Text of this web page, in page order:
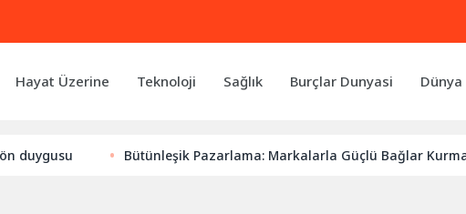
Hayat Üzerine Teknoloji Sağlık Burçlar Dunyasi
Bütünleşik Pazarlama: Markalarla Güçlü Bağlar Kurmanın